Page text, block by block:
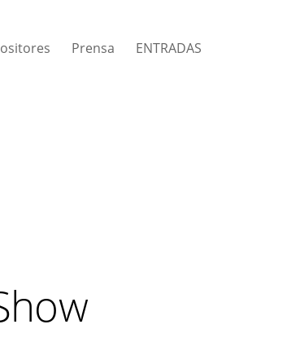
Prensa ENTRADAS